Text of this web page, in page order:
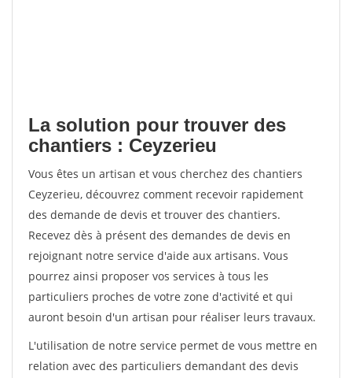
La solution pour trouver des
chantiers : Ceyzerieu
Vous êtes un artisan et vous cherchez des chantiers
Ceyzerieu, découvrez comment recevoir rapidement
des demande de devis et trouver des chantiers.
Recevez dès à présent des demandes de devis en
rejoignant notre service d'aide aux artisans. Vous
pourrez ainsi proposer vos services à tous les
particuliers proches de votre zone d'activité et qui
auront besoin d'un artisan pour réaliser leurs travaux.
L'utilisation de notre service permet de vous mettre en
relation avec des particuliers demandant des devis